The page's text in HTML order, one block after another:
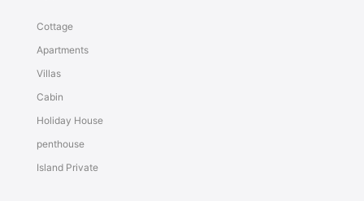
Cottage
Apartments
Villas
Cabin
Holiday House
penthouse
Island Private